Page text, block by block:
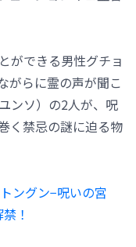
ができる男性グチョ
がらに霊の声が聞こ
ンソ）の2人が、呪
く禁忌の謎に迫る物
ングン−呪いの宮
！